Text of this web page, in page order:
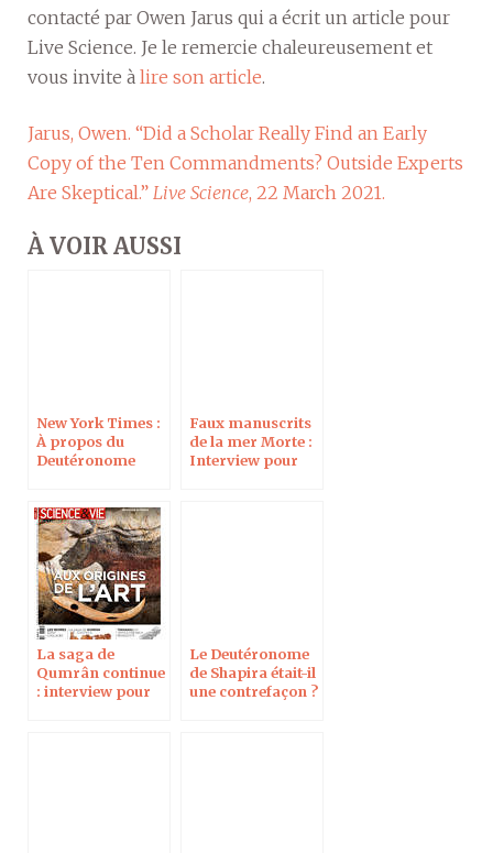
contacté par Owen Jarus qui a écrit un article pour
Live Science. Je le remercie chaleureusement et
vous invite à lire son article.
Jarus, Owen. “Did a Scholar Really Find an Early
Copy of the Ten Commandments? Outside Experts
Are Skeptical.” Live Science, 22 March 2021.
À VOIR AUSSI
New York Times :
À propos du
Deutéronome
Faux manuscrits
de la mer Morte :
Interview pour
La saga de
Qumrân continue
: interview pour
Le Deutéronome
de Shapira était-il
une contrefaçon ?